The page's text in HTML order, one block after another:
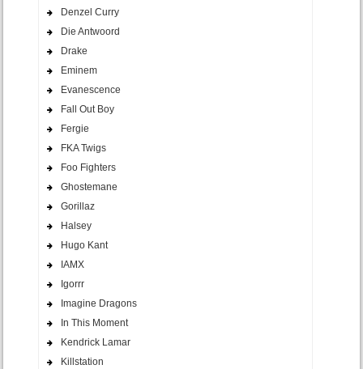
Denzel Curry
Die Antwoord
Drake
Eminem
Evanescence
Fall Out Boy
Fergie
FKA Twigs
Foo Fighters
Ghostemane
Gorillaz
Halsey
Hugo Kant
IAMX
Igorrr
Imagine Dragons
In This Moment
Kendrick Lamar
Killstation